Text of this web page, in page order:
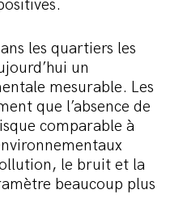
les quartiers les
un
mesurable. Les
que l’absence de
comparable à
le bruit et la
beaucoup plus